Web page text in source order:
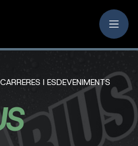
I ESDEVENIMENTS